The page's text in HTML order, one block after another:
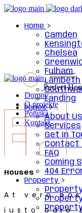
Home
Camden
Chelsea
Fulham
Lambeth
Landing
Pages
About Us
Services
Get In
Contact
FAQ
Coming
404
Property
Domov
O projekte
Ponuka
Kontakt
Perfect
Houses
At vero
iusto odio